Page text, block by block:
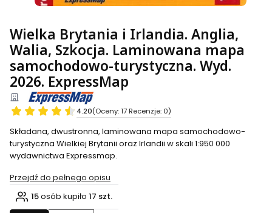
Wielka Brytania i Irlandia. Anglia,
Walia, Szkocja. Laminowana mapa
samochodowo-turystyczna. Wyd.
2026. ExpressMap
4.20(Oceny: 17 Recenzje: 0)
Składana, dwustronna, laminowana mapa samochodowo-
turystyczna Wielkiej Brytanii oraz Irlandii w skali 1:950 000
wydawnictwa Expressmap.
Przejdź do pełnego opisu
15osób kupiło 17 szt.